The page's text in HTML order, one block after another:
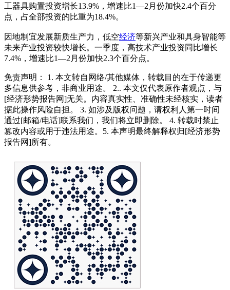
工器具购置投资增长13.9%，增速比1—2月份加快2.4个百分
点，占全部投资的比重为18.4%。
因地制宜发展新质生产力，低空经济等新兴产业和具身智能等
未来产业投资较快增长。一季度，高技术产业投资同比增长
7.4%，增速比1—2月份加快2.3个百分点。
免责声明： 1. 本文转自网络/其他媒体，转载目的在于传递更
多信息供参考，非商业用途。 2.. 本文仅代表原作者观点，与
[经济形势报告网]无关。内容真实性、准确性未经核实，读者
据此操作风险自担。 3. 如涉及版权问题，请权利人第一时间
通过[邮箱/电话]联系我们，我们将立即删除。 4. 转载时禁止
篡改内容或用于违法用途。5. 本声明最终解释权归[经济形势
报告网]所有。